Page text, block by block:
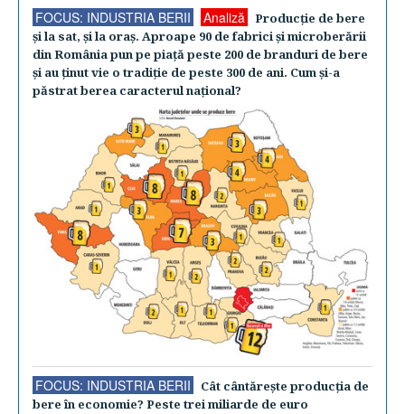
FOCUS: INDUSTRIA BERII Analiză
Producţie de bere
şi la sat, şi la oraş. Aproape 90 de fabrici şi microberării
din România pun pe piaţă peste 200 de branduri de bere
şi au ţinut vie o tradiţie de peste 300 de ani. Cum şi-a
păstrat berea caracterul naţional?
FOCUS: INDUSTRIA BERII
Cât cântăreşte producţia de
bere în economie? Peste trei miliarde de euro